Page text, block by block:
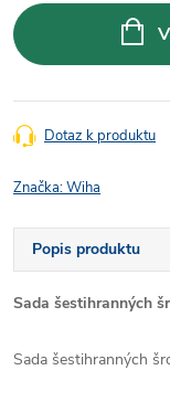
cena:
Dotaz k produktu
Značka:Wiha
Popis produktu
Sada šestihranných
Sada šestihranných